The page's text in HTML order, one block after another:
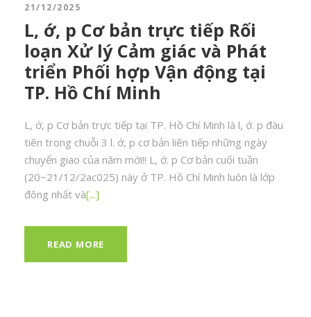
21/12/2025
L, ớ, p Cơ bản trực tiếp Rối
loạn Xử lý Cảm giác và Phát
triển Phối hợp Vận động tại
TP. Hồ Chí Minh
L, ớ, p Cơ bản trực tiếp tại TP. Hồ Chí Minh là l, ớ. p đàu
tiên trong chuỗi 3 l. ớ, p cơ bản liên tiếp những ngày
chuyển giao của năm mới!! L, ớ. p Cơ bản cuối tuần
(20~21/12/2ac025) này ở TP. Hồ Chí Minh luôn là lớp
đông nhất và[...]
READ MORE